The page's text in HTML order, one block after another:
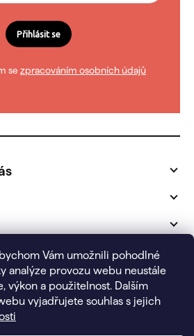
Vám umožnili pohodlné
analýze provozu webu neustále
výkon a použitelnost. Dalším
vyjadřujete souhlas s jejich
Přihlásit se
sezpracováním osobních údajů